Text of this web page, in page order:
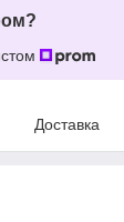
Доставка